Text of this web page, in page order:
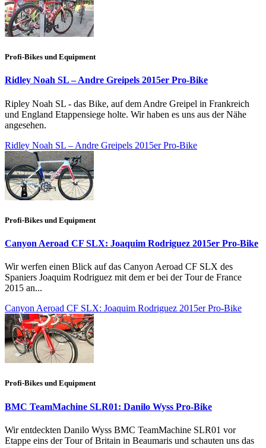
Profi-Bikes und Equipment
Ridley Noah SL – Andre Greipels 2015er Pro-Bike
Ripley Noah SL - das Bike, auf dem Andre Greipel in Frankreich
und England Etappensiege holte. Wir haben es uns aus der Nähe
angesehen.
Ridley Noah SL – Andre Greipels 2015er Pro-Bike
Profi-Bikes und Equipment
Canyon Aeroad CF SLX: Joaquim Rodriguez 2015er Pro-Bike
Wir werfen einen Blick auf das Canyon Aeroad CF SLX des
Spaniers Joaquim Rodriguez mit dem er bei der Tour de France
2015 an...
Canyon Aeroad CF SLX: Joaquim Rodriguez 2015er Pro-Bike
Profi-Bikes und Equipment
BMC TeamMachine SLR01: Danilo Wyss Pro-Bike
Wir entdeckten Danilo Wyss BMC TeamMachine SLR01 vor
Etappe eins der Tour of Britain in Beaumaris und schauten uns das